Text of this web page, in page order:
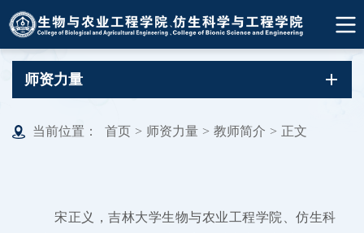
师资力量
当前位置： 首页 > 师资力量 > 教师简介 > 正文
宋正义，吉林大学生物与农业工程学院、仿生科